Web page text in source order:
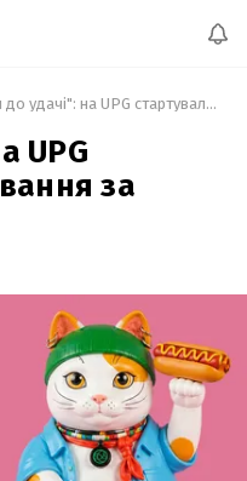
"Коти до удачі": на UPG стартувало полювання за призами
UPG
за